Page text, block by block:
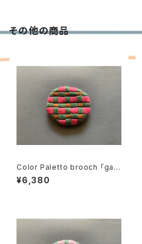
その他の商品
Color Paletto brooch 「gar
den」02
¥6,380